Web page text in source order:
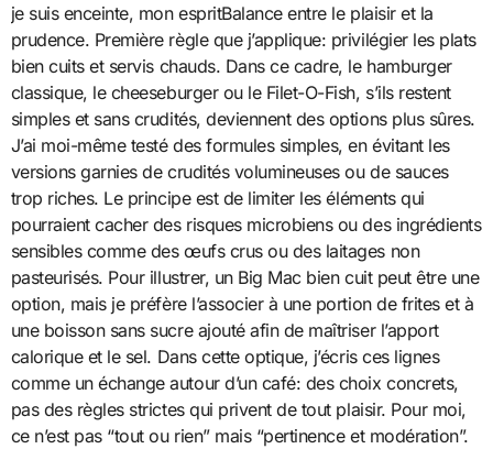
je suis enceinte, mon espritBalance entre le plaisir et la
prudence. Première règle que j’applique: privilégier les plats
bien cuits et servis chauds. Dans ce cadre, le hamburger
classique, le cheeseburger ou le Filet-O-Fish, s’ils restent
simples et sans crudités, deviennent des options plus sûres.
J’ai moi-même testé des formules simples, en évitant les
versions garnies de crudités volumineuses ou de sauces
trop riches. Le principe est de limiter les éléments qui
pourraient cacher des risques microbiens ou des ingrédients
sensibles comme des œufs crus ou des laitages non
pasteurisés. Pour illustrer, un Big Mac bien cuit peut être une
option, mais je préfère l’associer à une portion de frites et à
une boisson sans sucre ajouté afin de maîtriser l’apport
calorique et le sel. Dans cette optique, j’écris ces lignes
comme un échange autour d’un café: des choix concrets,
pas des règles strictes qui privent de tout plaisir. Pour moi,
ce n’est pas “tout ou rien” mais “pertinence et modération”.